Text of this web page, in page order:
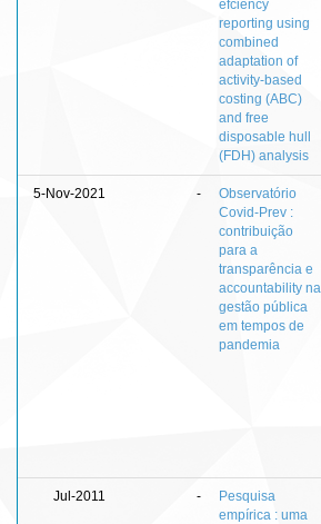
efciency
reporting using
combined
adaptation of
activity-based
costing (ABC)
and free
disposable hull
(FDH) analysis
5-Nov-2021 -
Observatório
Covid-Prev :
contribuição
para a
transparência e
accountability na
gestão pública
em tempos de
pandemia
Jul-2011 -
Pesquisa
empírica : uma